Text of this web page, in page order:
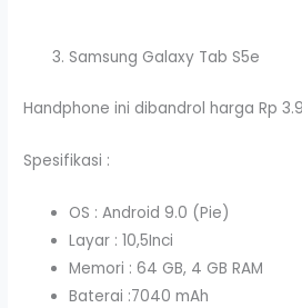
Samsung Galaxy Tab S5e
Handphone ini dibandrol harga Rp
Spesifikasi :
OS : Android 9.0 (Pie)
Layar : 10,5Inci
Memori : 64 GB, 4 GB RAM
Baterai :7040 mAh